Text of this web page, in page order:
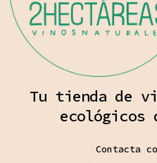
Tu tienda de
ecológicos
Contacta